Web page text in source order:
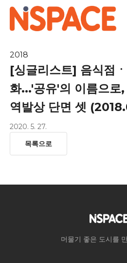
2018
[싱글리스트] 음식점
화...'공유'의 이름으로,
역발상 단면 셋
2020. 5. 27.
목록으로
머물기 좋은 도시를